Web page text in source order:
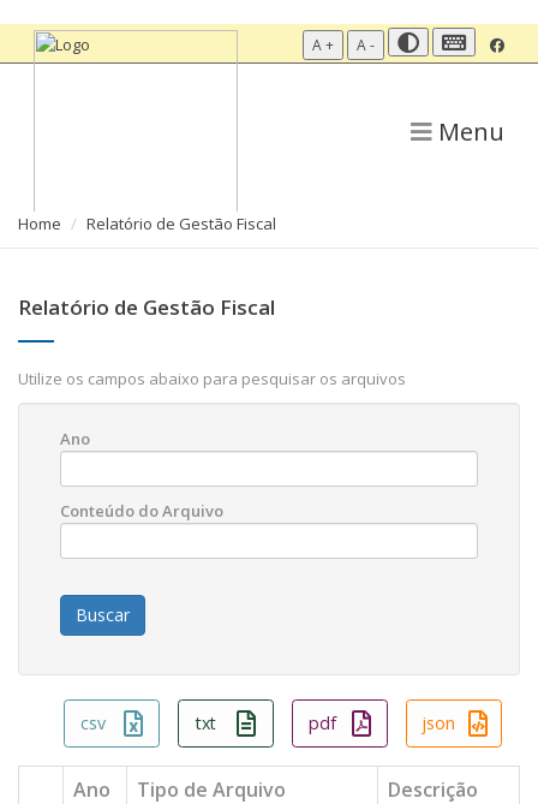
A + A -
Menu
Home Relatório de Gestão Fiscal
Relatório de Gestão Fiscal
Utilize os campos abaixo para pesquisar os arquivos
Ano
Conteúdo do Arquivo
csv txt pdf json
Ano Tipo de Arquivo
Descrição